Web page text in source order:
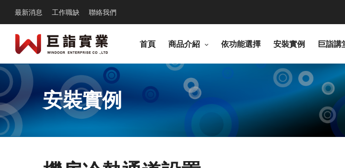
最新消息 工作職缺 聯絡我們
首頁 商品介紹 依功能選擇 安裝實例 巨詣講
安裝實例